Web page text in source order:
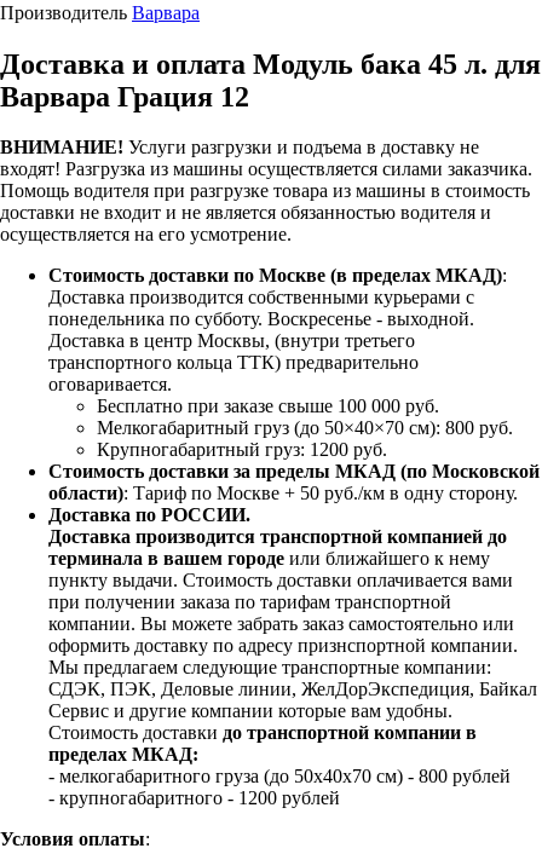
Производитель Варвара
Доставка и оплата Модуль бака 45 л. для
Варвара Грация 12
ВНИМАНИЕ! Услуги разгрузки и подъема в доставку не
входят! Разгрузка из машины осуществляется силами заказчика.
Помощь водителя при разгрузке товара из машины в стоимость
доставки не входит и не является обязанностью водителя и
осуществляется на его усмотрение.
Стоимость доставки по Москве (в пределах МКАД):
Доставка производится собственными курьерами с
понедельника по субботу. Воскресенье - выходной.
Доставка в центр Москвы, (внутри третьего
транспортного кольца ТТК) предварительно
оговаривается.
Бесплатно при заказе свыше 100 000 руб.
Мелкогабаритный груз (до 50×40×70 см): 800 руб.
Крупногабаритный груз: 1200 руб.
Стоимость доставки за пределы МКАД (по Московской
области): Тариф по Москве + 50 руб./км в одну сторону.
Доставка по РОССИИ.
Доставка производится транспортной компанией до
терминала в вашем городе или ближайшего к нему
пункту выдачи. Стоимость доставки оплачивается вами
при получении заказа по тарифам транспортной
компании. Вы можете забрать заказ самостоятельно или
оформить доставку по адресу признспортной компании.
Мы предлагаем следующие транспортные компании:
СДЭК, ПЭК, Деловые линии, ЖелДорЭкспедиция, Байкал
Сервис и другие компании которые вам удобны.
Стоимость доставки до транспортной компании в
пределах МКАД:
- мелкогабаритного груза (до 50х40х70 см) - 800 рублей
- крупногабаритного - 1200 рублей
Условия оплаты: